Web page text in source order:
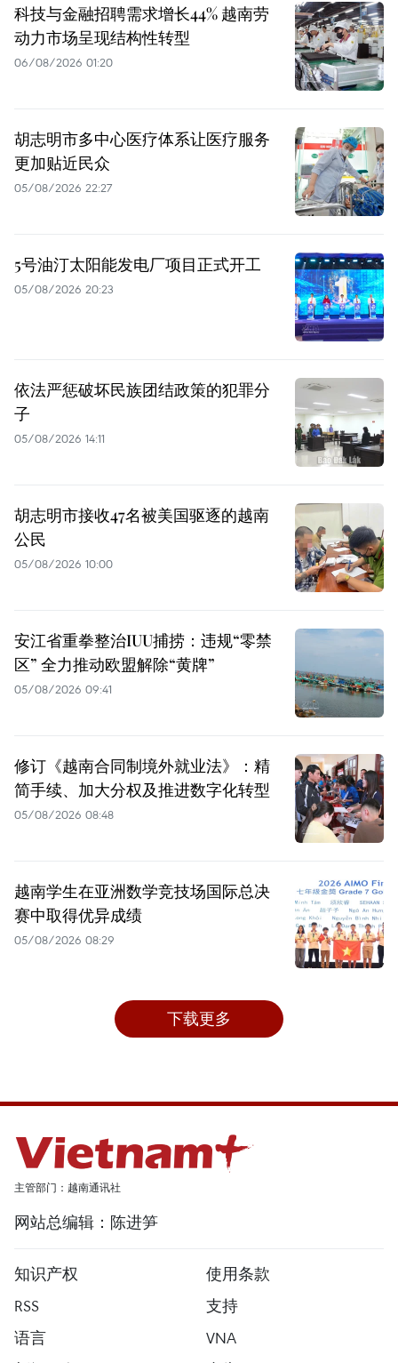
科技与金融招聘需求增长44% 越南劳
动力市场呈现结构性转型
06/08/2026 01:20
胡志明市多中心医疗体系让医疗服务
更加贴近民众
05/08/2026 22:27
5号油汀太阳能发电厂项目正式开工
05/08/2026 20:23
依法严惩破坏民族团结政策的犯罪分
子
05/08/2026 14:11
胡志明市接收47名被美国驱逐的越南
公民
05/08/2026 10:00
安江省重拳整治IUU捕捞：违规“零禁
区” 全力推动欧盟解除“黄牌”
05/08/2026 09:41
修订《越南合同制境外就业法》：精
简手续、加大分权及推进数字化转型
05/08/2026 08:48
越南学生在亚洲数学竞技场国际总决
赛中取得优异成绩
05/08/2026 08:29
下载更多
主管部门：越南通讯社
网站总编辑：陈进笋
知识产权
使用条款
RSS
支持
语言
VNA